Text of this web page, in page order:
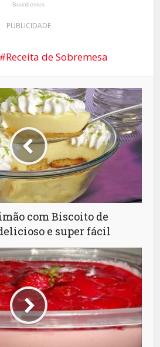
PUBLICIDADE
Receita de Sobremesa
com Biscoito de
e super fácil